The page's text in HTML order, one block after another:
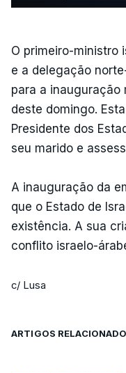
O primeiro-ministro
e a delegação
para a inauguração
deste domingo.
Presidente dos
seu marido e
A inauguração da
que o Estado de
existência. A sua
conflito israelo-
c/ Lusa
ARTIGOS